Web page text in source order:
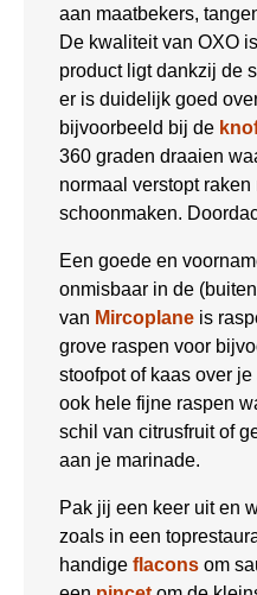
aan maatbekers,
De kwaliteit van OXO
product ligt dankzij de
er is duidelijk goed
bijvoorbeeld bij de
360 graden draaien
normaal verstopt
schoonmaken.
Een goede en
onmisbaar in de
van Mircoplane is
grove raspen voor
stoofpot of kaas over
ook hele fijne raspen
schil van citrusfruit of
aan je marinade.
Pak jij een keer uit en
zoals in een
handige flacons om